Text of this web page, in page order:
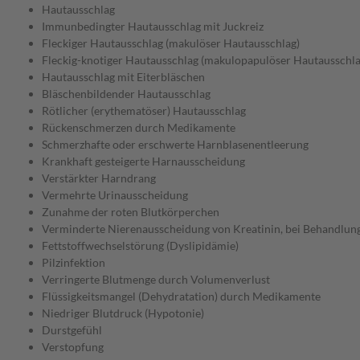
Hautausschlag
Immunbedingter Hautausschlag mit Juckreiz
Fleckiger Hautausschlag (makulöser Hautausschlag)
Fleckig-knotiger Hautausschlag (makulopapulöser
Hautausschlag mit Eiterbläschen
Bläschenbildender Hautausschlag
Rötlicher (erythematöser) Hautausschlag
Rückenschmerzen durch Medikamente
Schmerzhafte oder erschwerte Harnblasenentleerung
Krankhaft gesteigerte Harnausscheidung
Verstärkter Harndrang
Vermehrte Urinausscheidung
Zunahme der roten Blutkörperchen
Verminderte Nierenausscheidung von Kreatinin, bei
Fettstoffwechselstörung (Dyslipidämie)
Pilzinfektion
Verringerte Blutmenge durch Volumenverlust
Flüssigkeitsmangel (Dehydratation) durch Medikamente
Niedriger Blutdruck (Hypotonie)
Durstgefühl
Verstopfung